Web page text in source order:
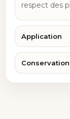
respect des
Application
Conservation